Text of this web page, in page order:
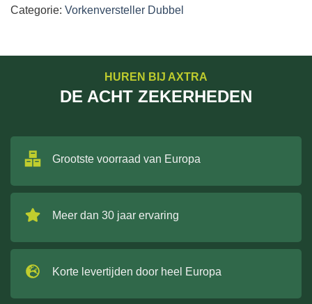
Categorie: Vorkenversteller Dubbel
HUREN BIJ AXTRA
DE ACHT ZEKERHEDEN
Grootste voorraad van Europa
Meer dan 30 jaar ervaring
Korte levertijden door heel Europa